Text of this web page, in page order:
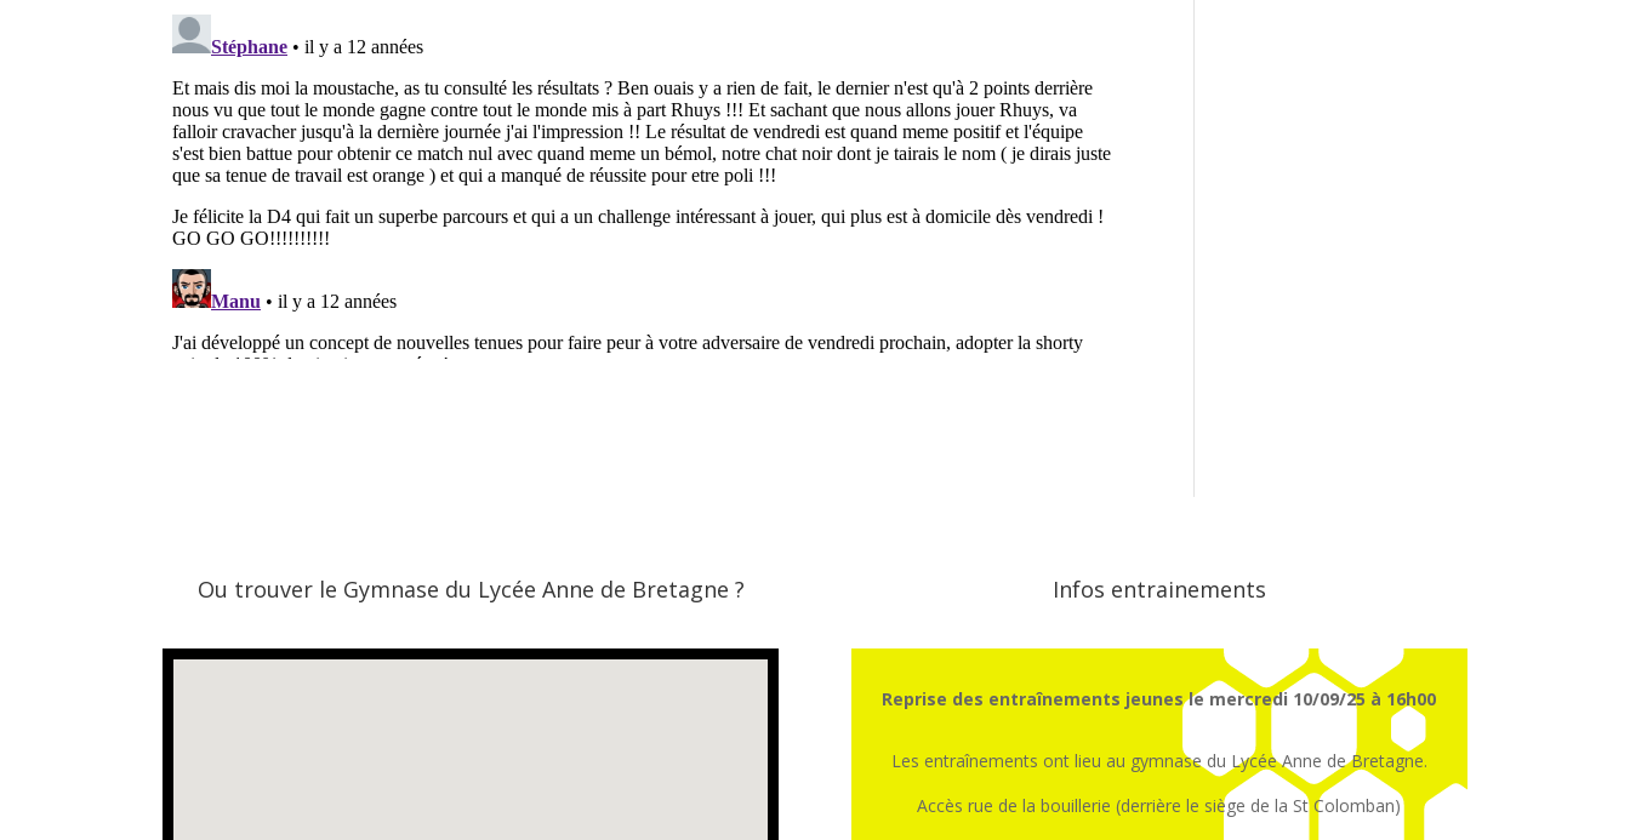
Ou trouver le Gymnase du Lycée Anne de Bretagne ? Infos entrainements
Reprise des entraînements jeunes le mercredi 10/09/25 à 16h00
Les entraînements ont lieu au gymnase du Lycée Anne de Bretagne.
Accès rue de la bouillerie (derrière le siège de la St Colomban)